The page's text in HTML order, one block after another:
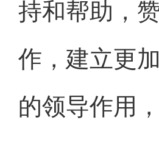
持和帮助，
作，建立更
的领导作用